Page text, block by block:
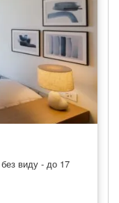
виду - до 17